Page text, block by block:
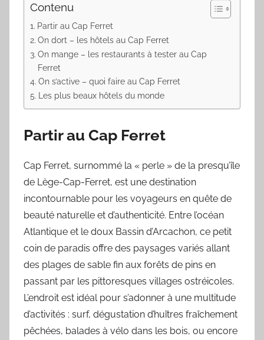
Contenu
Partir au Cap Ferret
On dort – les hôtels au Cap Ferret
On mange – les restaurants à tester au Cap
Ferret
On s’active – quoi faire au Cap Ferret
Les plus beaux hôtels du monde
Partir au Cap Ferret
Cap Ferret, surnommé la « perle » de la presqu’île
de Lège-Cap-Ferret, est une destination
incontournable pour les voyageurs en quête de
beauté naturelle et d’authenticité. Entre l’océan
Atlantique et le doux Bassin d’Arcachon, ce petit
coin de paradis offre des paysages variés allant
des plages de sable fin aux forêts de pins en
passant par les pittoresques villages ostréicoles.
L’endroit est idéal pour s’adonner à une multitude
d’activités : surf, dégustation d’huîtres fraîchement
pêchées, balades à vélo dans les bois, ou encore